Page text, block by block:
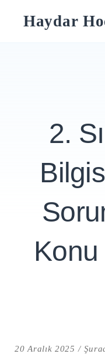
Haydar
2.
20 Aralık 2025